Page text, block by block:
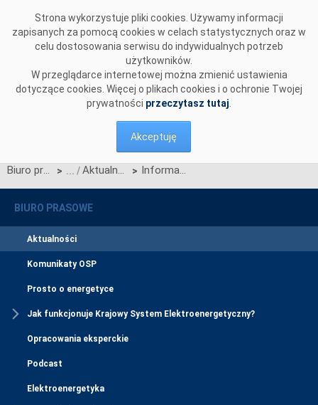
Strona wykorzystuje pliki cookies. Używamy informacji
zapisanych za pomocą cookies w celach statystycznych oraz w
celu dostosowania serwisu do indywidualnych potrzeb
użytkowników.
W przeglądarce internetowej można zmienić ustawienia
dotyczące cookies. Więcej o plikach cookies i o ochronie Twojej
prywatności przeczytasz tutaj
Akceptuję
Biuro prasowe > Aktualności > Informacje o inwestycjach PSE teraz jeszcze łatwiej dostępne. Rusza nowa platforma informacyjna
BIURO PRASOWE
Aktualności
Komunikaty OSP
Prosto o energetyce
Jak funkcjonuje Krajowy System Elektroenergetyczny?
Opracowania eksperckie
Podcast
Elektroenergetyka